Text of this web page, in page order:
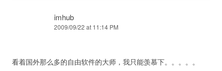
imhub
2009/09/22 at 11:14 PM
看着国外那么多的自由软件的大师，我只能羡慕下。。。。。